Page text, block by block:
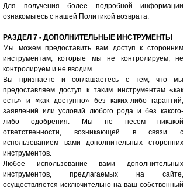
Для получения более подробной информации
ознакомьтесь с нашей Политикой возврата.
РАЗДЕЛ 7 - ДОПОЛНИТЕЛЬНЫЕ ИНСТРУМЕНТЫ
Мы можем предоставить вам доступ к сторонним
инструментам, которые мы не контролируем, не
контролируем и не вводим.
Вы признаете и соглашаетесь с тем, что мы
предоставляем доступ к таким инструментам «как
есть» и «как доступно» без каких-либо гарантий,
заявлений или условий любого рода и без какого-
либо одобрения. Мы не несем никакой
ответственности, возникающей в связи с
использованием вами дополнительных сторонних
инструментов.
Любое использование вами дополнительных
инструментов, предлагаемых на сайте,
осуществляется исключительно на ваш собственный